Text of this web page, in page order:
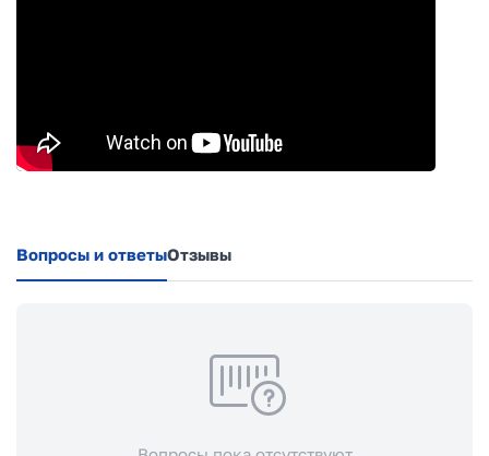
Вопросы и ответыОтзывы